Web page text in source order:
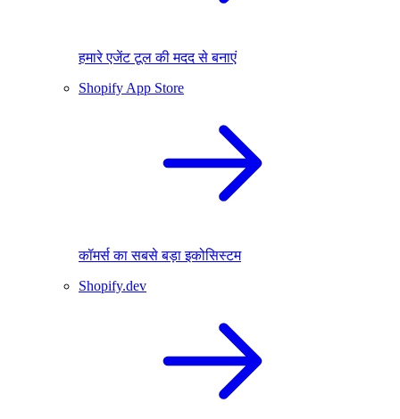
हमारे एजेंट टूल की मदद से बनाएं
Shopify App Store
कॉमर्स का सबसे बड़ा इकोसिस्टम
Shopify.dev